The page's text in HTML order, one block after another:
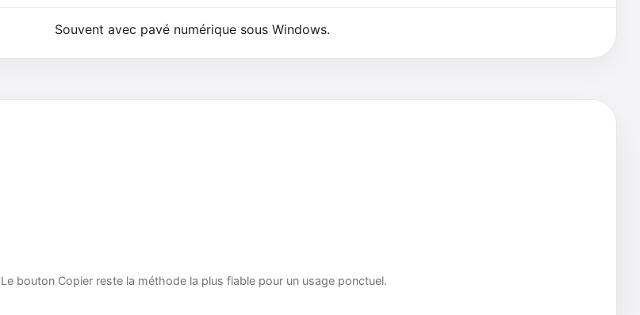
Souvent avec pavé numérique sous Windows.
bouton Copier reste la méthode la plus fiable pour un usage ponctuel.